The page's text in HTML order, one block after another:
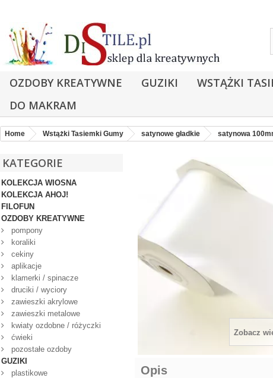
OZDOBY KREATYWNE GUZIKI WSTĄŻKI
DO MAKRAM
Home Wstążki Tasiemki Gumy satynowe gładkie satynowa
KATEGORIE
KOLEKCJA WIOSNA
KOLEKCJA AHOJ!
FILOFUN
OZDOBY KREATYWNE
pompony
koraliki
cekiny
aplikacje
klamerki / spinacze
druciki / wyciory
zawieszki akrylowe
zawieszki metalowe
kwiaty ozdobne / różyczki
ćwieki
pozostałe ozdoby
GUZIKI
plastikowe
Zobacz
Opis